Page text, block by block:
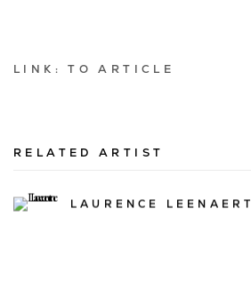
LINK: TO ARTICLE
RELATED ARTIST
LAURENCE LEENAERT